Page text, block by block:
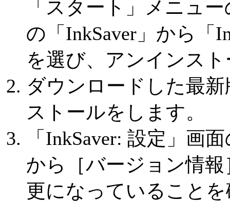
「スタート」メニュ
の「InkSaver」から「
を選び、アンインス
ダウンロードした最
ストールをします。
「InkSaver: 設定」画
から［バージョン情
更になっていること